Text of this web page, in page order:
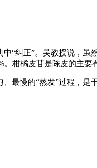
“纠正”。吴教授说，
柑橘皮苷是陈皮的主要
最慢的“蒸发”过程，